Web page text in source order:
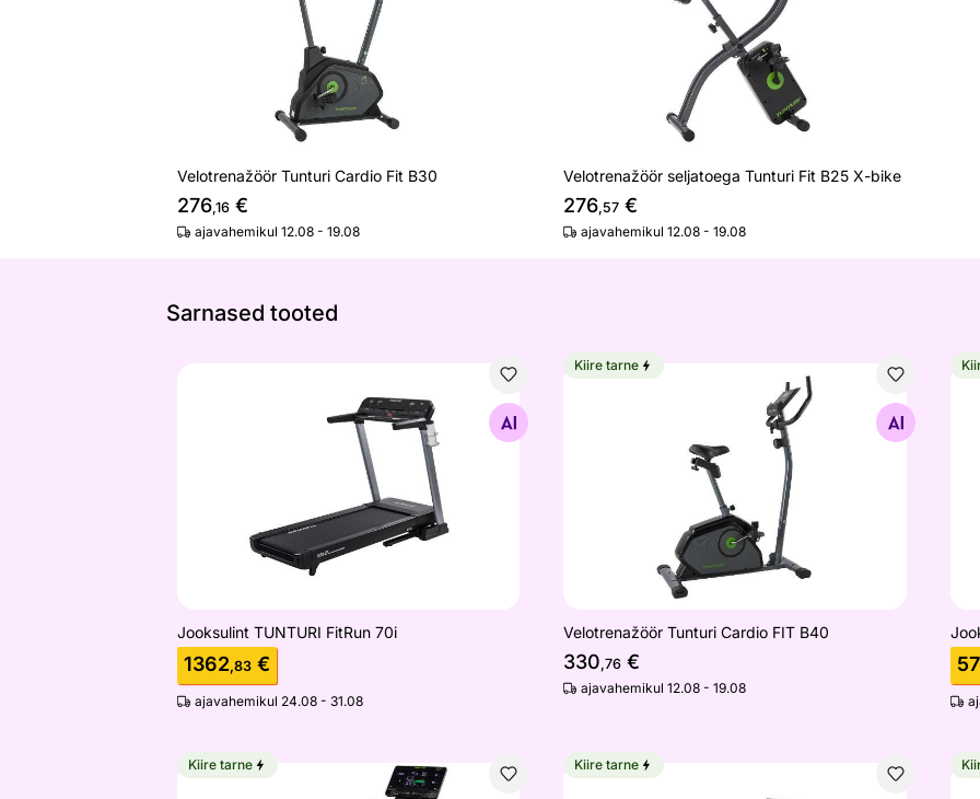
Velotrenažöör Tunturi Cardio Fit B30
276,16 €
ajavahemikul 12.08 - 19.08
Velotrenažöör seljatoega Tunturi Fit B25 X-bike
276,57 €
ajavahemikul 12.08 - 19.08
Sarnased tooted
Otsi sarnaseid
Jooksulint TUNTURI FitRun 70i
1362,83 €
ajavahemikul 24.08 - 31.08
Velotrenažöör Tunturi Cardio FIT B40
Otsi sarnaseid
Kiire tarne
Velotrenažöör Tunturi Cardio FIT B40
330,76 €
ajavahemikul 12.08 - 19.08
Jooksulint Tunturi Performance T60 Treadmill
Kiire tarne
Jooksulint Tunturi Endurance T80 Treadmill
Kiire tarne